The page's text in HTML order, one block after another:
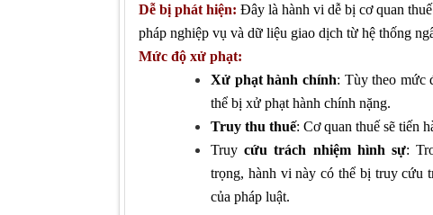
Dễ bị phát hiện: Đây là hành vi dễ bị cơ quan
pháp nghiệp vụ và dữ liệu giao dịch từ hệ thống
Mức độ xử phạt:
Xử phạt hành chính: Tùy theo mức
thể bị xử phạt hành chính nặng.
Truy thu thuế: Cơ quan thuế sẽ tiến
Truy cứu trách nhiệm hình sự:
trọng, hành vi này có thể bị truy cứu
của pháp luật.